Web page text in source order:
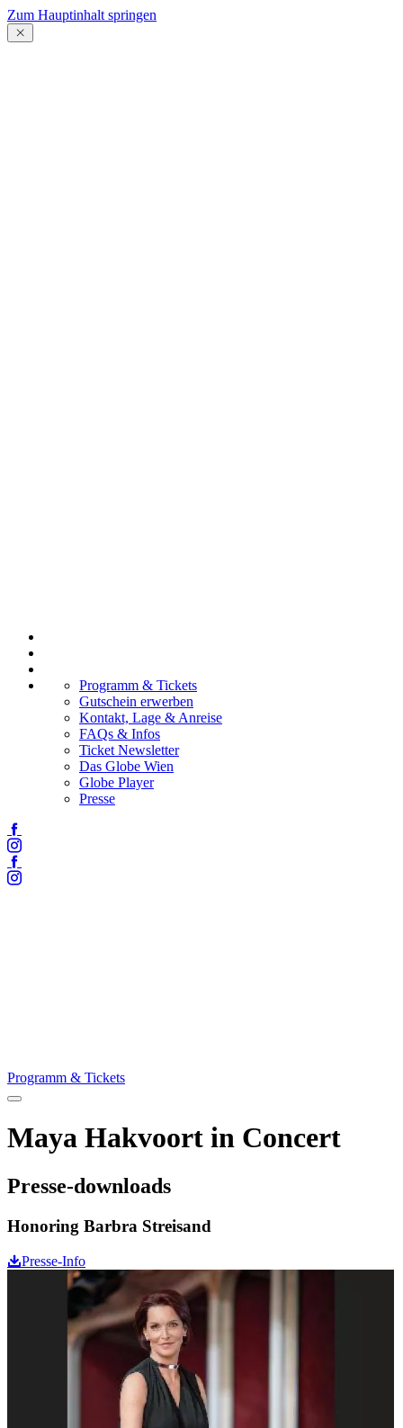
Zum Hauptinhalt springen
Menü
schließen
Programm & Tickets
Gutschein erwerben
Kontakt, Lage & Anreise
FAQs & Infos
Ticket Newsletter
Das Globe Wien
Globe Player
Presse
Facebook
Instagram
Facebook
Instagram
Programm & Tickets
Menü
Maya Hakvoort in Concert
Presse-downloads
Honoring Barbra Streisand
Presse-Info